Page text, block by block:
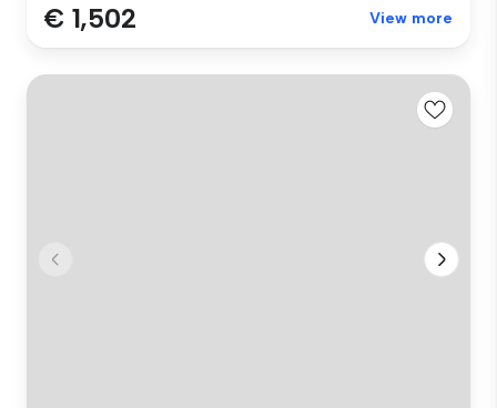
€ 1,502 View more